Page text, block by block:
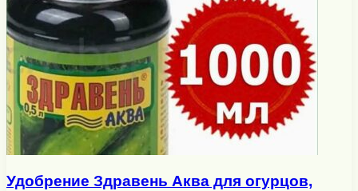
Удобрение Здравень Аква для огурцов,